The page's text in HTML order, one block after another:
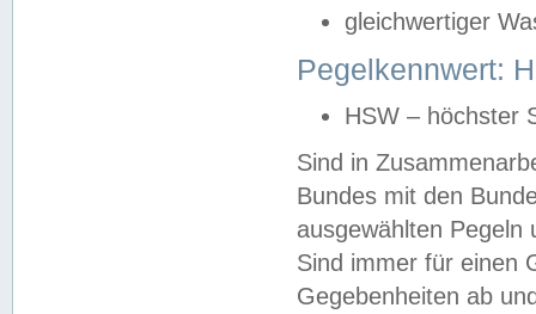
gleichwertiger
Pegelkennwert:
HSW – höchster
Sind in
Bundes mit den
ausgewählten
Sind immer für einen
Gegebenheiten ab